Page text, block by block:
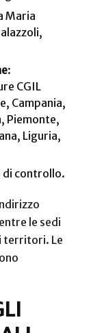
Maria
:
CGIL
Campania,
Piemonte,
Liguria,
di controllo.
le sedi
territori. Le